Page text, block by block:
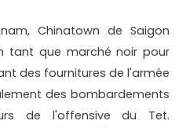
Chinatown de Saigon
tant que marché noir pour
des fournitures de l'armée
des bombardements
de l'offensive du Tet.